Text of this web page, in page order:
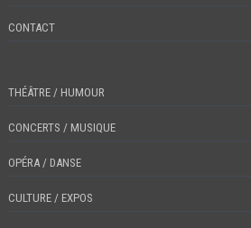
CONTACT
THÉÂTRE / HUMOUR
CONCERTS / MUSIQUE
OPÉRA / DANSE
CULTURE / EXPOS